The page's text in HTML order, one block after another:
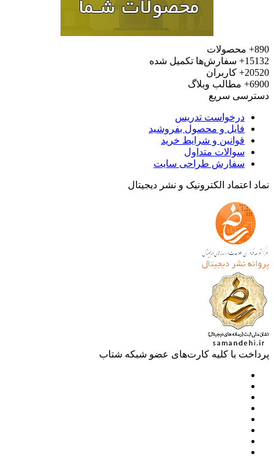
محصولات
سفارش‌ها تکمیل شده
کاربران
مطالب وبلاگ
سریع
درخواست تدریس
فایل و محصول بفروشید
قوانین و شرایط خرید
سوالات متداول
سفارش طراحی سایت
اعتماد الکترونیک و نشر دیجیتال
با کلیه کارت‌های عضو شبکه شتاب